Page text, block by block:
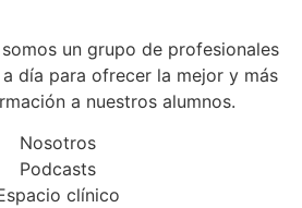
un grupo de profesionales
día para ofrecer la mejor y más
a nuestros alumnos.
Nosotros
Podcasts
clínico